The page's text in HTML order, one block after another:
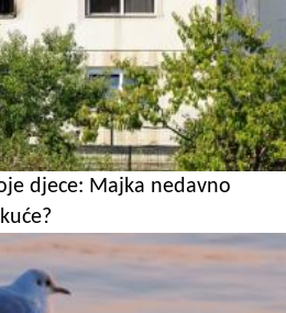
djece: Majka nedavno